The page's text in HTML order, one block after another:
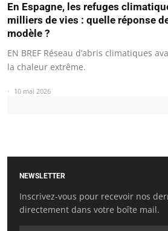
En Espagne, les refuges
milliers de vies : quelle réponse
modèle ?
EN BREF Réseau d’abris climatiques
la chaleur extrême.
10 mai 2026
NEWSLETTER
Inscrivez-vous pour recevoir nos
directement dans votre boîte mail.